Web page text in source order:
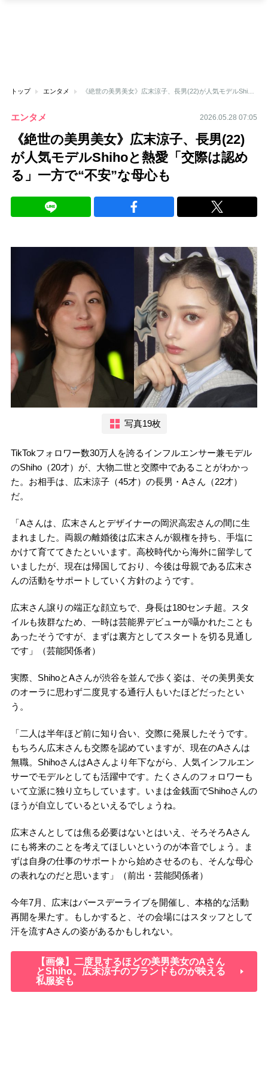
トップ エンタメ 《絶世の美男美女》広末涼子、長男(22)が人気モデルShihoと熱愛「交際は認める」一方で“不安”な母心も
エンタメ 2026.05.28 07:05
《絶世の美男美女》広末涼子、長男(22)
が人気モデルShihoと熱愛「交際は認め
る」一方で“不安”な母心も
写真19枚
TikTokフォロワー数30万人を誇るインフルエンサー兼モデル
のShiho（20才）が、大物二世と交際中であることがわかっ
た。お相手は、広末涼子（45才）の長男・Aさん（22才）
だ。
「Aさんは、広末さんとデザイナーの岡沢高宏さんの間に生
まれました。両親の離婚後は広末さんが親権を持ち、手塩に
かけて育ててきたといいます。高校時代から海外に留学して
いましたが、現在は帰国しており、今後は母親である広末さ
んの活動をサポートしていく方針のようです。
広末さん譲りの端正な顔立ちで、身長は180センチ超。スタ
イルも抜群なため、一時は芸能界デビューが囁かれたことも
あったそうですが、まずは裏方としてスタートを切る見通し
です」（芸能関係者）
実際、ShihoとAさんが渋谷を並んで歩く姿は、その美男美女
のオーラに思わず二度見する通行人もいたほどだったとい
う。
「二人は半年ほど前に知り合い、交際に発展したそうです。
もちろん広末さんも交際を認めていますが、現在のAさんは
無職。ShihoさんはAさんより年下ながら、人気インフルエン
サーでモデルとしても活躍中です。たくさんのフォロワーも
いて立派に独り立ちしています。いまは金銭面でShihoさんの
ほうが自立しているといえるでしょうね。
広末さんとしては焦る必要はないとはいえ、そろそろAさん
にも将来のことを考えてほしいというのが本音でしょう。ま
ずは自身の仕事のサポートから始めさせるのも、そんな母心
の表れなのだと思います」（前出・芸能関係者）
今年7月、広末はバースデーライブを開催し、本格的な活動
再開を果たす。もしかすると、その会場にはスタッフとして
汗を流すAさんの姿があるかもしれない。
【画像】二度見するほどの美男美女のAさん
とShiho。広末涼子のブランドものが映える
私服姿も